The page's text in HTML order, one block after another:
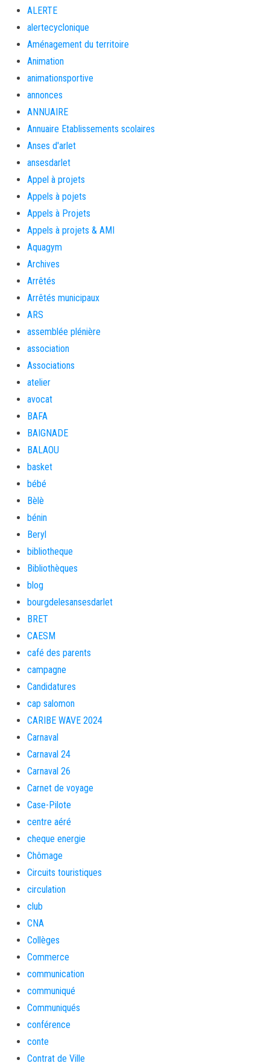
ALERTE
alertecyclonique
Aménagement du territoire
Animation
animationsportive
annonces
ANNUAIRE
Annuaire Etablissements scolaires
Anses d'arlet
ansesdarlet
Appel à projets
Appels à pojets
Appels à Projets
Appels à projets & AMI
Aquagym
Archives
Arrêtés
Arrêtés municipaux
ARS
assemblée plénière
association
Associations
atelier
avocat
BAFA
BAIGNADE
BALAOU
basket
bébé
Bèlè
bénin
Beryl
bibliotheque
Bibliothèques
blog
bourgdelesansesdarlet
BRET
CAESM
café des parents
campagne
Candidatures
cap salomon
CARIBE WAVE 2024
Carnaval
Carnaval 24
Carnaval 26
Carnet de voyage
Case-Pilote
centre aéré
cheque energie
Chômage
Circuits touristiques
circulation
club
CNA
Collèges
Commerce
communication
communiqué
Communiqués
conférence
conte
Contrat de Ville